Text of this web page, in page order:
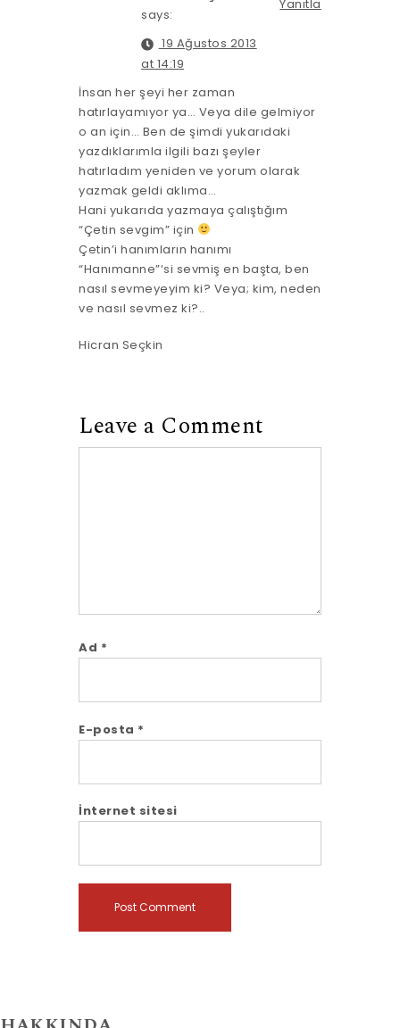
Yanıtla
says:
19 Ağustos 2013
at 14:19
İnsan her şeyi her zaman
hatırlayamıyor ya… Veya dile gelmiyor
o an için… Ben de şimdi yukarıdaki
yazdıklarımla ilgili bazı şeyler
hatırladım yeniden ve yorum olarak
yazmak geldi aklıma…
Hani yukarıda yazmaya çalıştığım
“Çetin sevgim” için
Çetin’i hanımların hanımı
“Hanımanne”‘si sevmiş en başta, ben
nasıl sevmeyeyim ki? Veya; kim, neden
ve nasıl sevmez ki?..
Hicran Seçkin
Leave a Comment
Ad *
E-posta *
İnternet sitesi